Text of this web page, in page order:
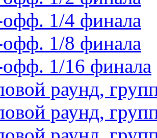
1/4 финала
1/8 финала
1/16 финала
раунд,
раунд,